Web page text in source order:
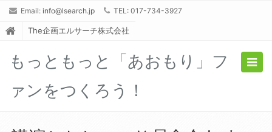
Email: info@lsearch.jp TEL: 017-734-3927
The企画エルサーチ株式会社
もっともっと「あおもり」フ
ァンをつくろう！